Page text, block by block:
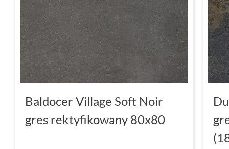
Baldocer Village Soft Noir
gres rektyfikowany 80x80